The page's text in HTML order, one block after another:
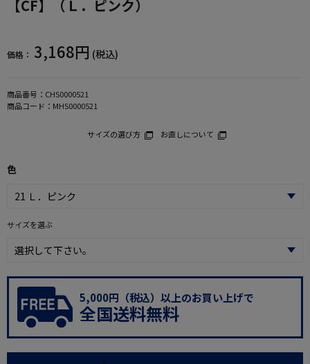
【CF】（Ｌ．ピンク）
価格： 3,168円 (税込)
商品番号： CHS0000521
商品コード： MHS0000521
サイズの選び方 お直しについて
色
サイズを選ぶ
5,000円（税込）以上のお買い上げで
全国送料無料